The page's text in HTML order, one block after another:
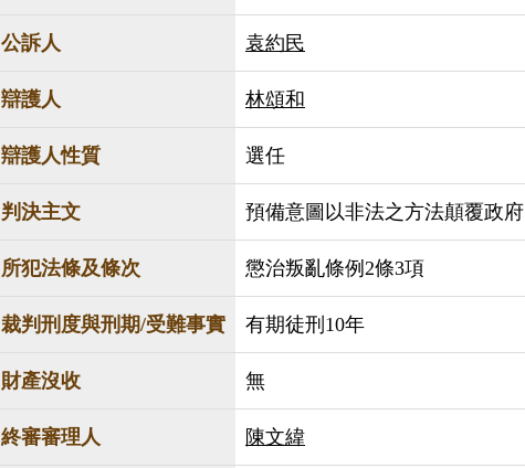
公訴人 袁約民
辯護人 林頌和
辯護人性質 選任
判決主文 預備意圖以非法之方法顛覆政府
所犯法條及條次 懲治叛亂條例2條3項
裁判刑度與刑期/受難事實 有期徒刑10年
財產沒收 無
終審審理人 陳文緯